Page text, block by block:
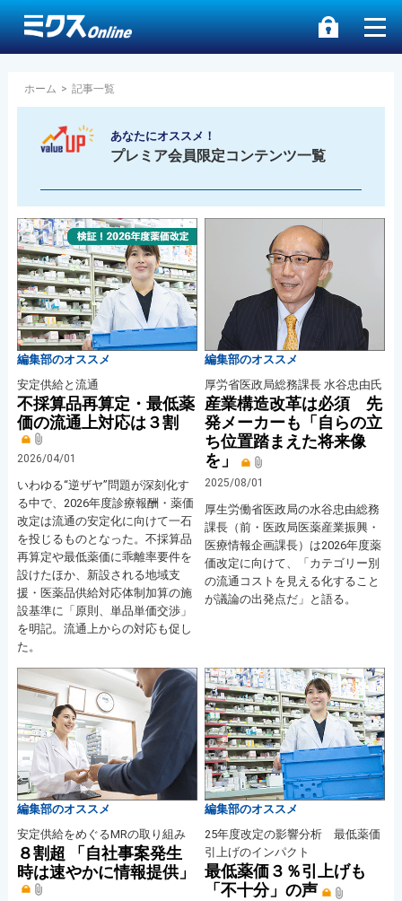
ホーム > 記事一覧
あなたにオススメ！
プレミア会員限定コンテンツ一覧
編集部のオススメ
安定供給と流通
不採算品再算定・最低薬
価の流通上対応は３割
2026/04/01
いわゆる“逆ザヤ”問題が深刻化す
る中で、2026年度診療報酬・薬価
改定は流通の安定化に向けて一石
を投じるものとなった。不採算品
再算定や最低薬価に乖離率要件を
設けたほか、新設される地域支
援・医薬品供給対応体制加算の施
設基準に「原則、単品単価交渉」
を明記。流通上からの対応も促し
た。
編集部のオススメ
厚労省医政局総務課長 水谷忠由氏
産業構造改革は必須 先
発メーカーも「自らの立
ち位置踏まえた将来像
を」
2025/08/01
厚生労働省医政局の水谷忠由総務
課長（前・医政局医薬産業振興・
医療情報企画課長）は2026年度薬
価改定に向けて、「カテゴリー別
の流通コストを見える化すること
が議論の出発点だ」と語る。
編集部のオススメ
安定供給をめぐるMRの取り組み
８割超 「自社事案発生
時は速やかに情報提供」
編集部のオススメ
25年度改定の影響分析 最低薬価
引上げのインパクト
最低薬価３％引上げも
「不十分」の声